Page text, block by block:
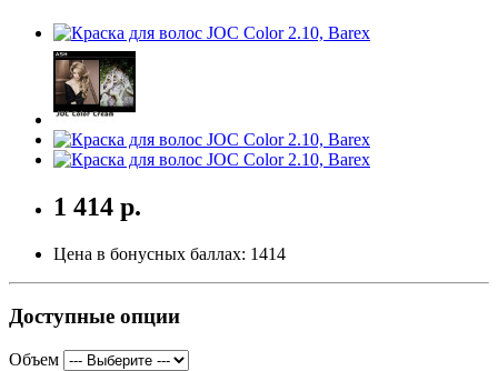
1 414 р.
Цена в бонусных баллах: 1414
Доступные опции
Объем